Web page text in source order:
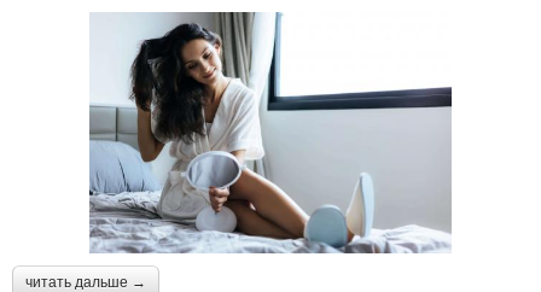
читать дальше →